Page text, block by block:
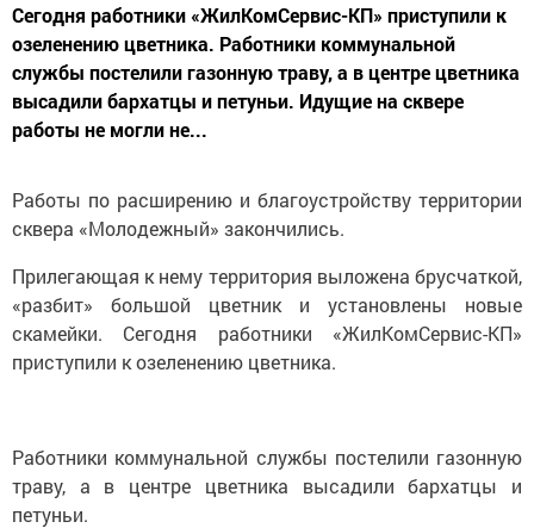
Сегодня работники «ЖилКомСервис-КП» приступили к
озеленению цветника. Работники коммунальной
службы постелили газонную траву, а в центре цветника
высадили бархатцы и петуньи. Идущие на сквере
работы не могли не...
Работы по расширению и благоустройству территории
сквера «Молодежный» закончились.
Прилегающая к нему территория выложена брусчаткой,
«разбит» большой цветник и установлены новые
скамейки. Сегодня работники «ЖилКомСервис-КП»
приступили к озеленению цветника.
Работники коммунальной службы постелили газонную
траву, а в центре цветника высадили бархатцы и
петуньи.